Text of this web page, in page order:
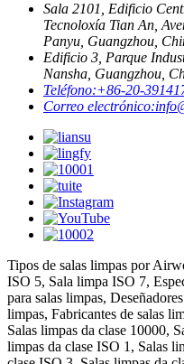
Sala 2101, Edificio
Tecnoloxía Tian An,
Panyu, Guangzhou,
Edificio 3, Parque
Nansha, Guangzhou,
Teléfono:+86-20-
Correo electrónico:
Tipos de salas limpas por
ISO 5, Sala limpa ISO 7,
para salas limpas,
limpas, Fabricantes de salas
Salas limpas da clase 10000,
limpas da clase ISO 1, Salas